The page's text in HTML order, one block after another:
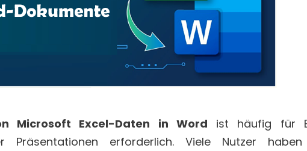
Microsoft Excel-Daten in Word ist häufig für
Präsentationen erforderlich. Viele Nutzer